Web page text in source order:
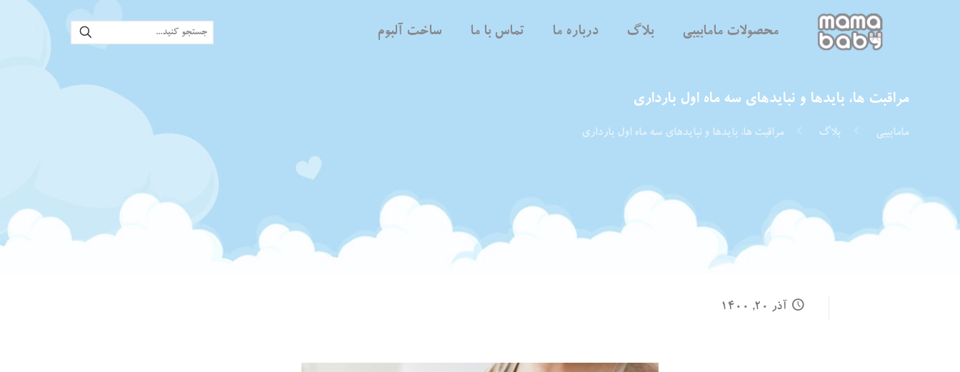
محصولات مامابیبی بلاگ درباره ما تماس با ما ساخت آلبوم
مراقبت‌ ها، بایدها و نبایدهای سه ماه اول بارداری
مامابیبی بلاگ مراقبت‌ ها، بایدها و نبایدهای سه ماه اول بارداری
آذر ۲۰, ۱۴۰۰